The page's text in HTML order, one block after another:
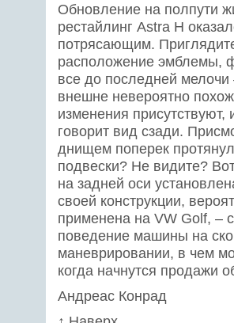
Обновление на полпути
рестайлинг Astra H
потрясающим.
расположение эмблемы,
все до последней
внешне невероятно
изменения
говорит вид сзади.
днищем поперек
подвески? Не видите?
на задней оси
своей конструкции,
применена на VW Golf, –
поведение машины на
маневрировании, в чем
когда начнутся продажи
Андреас Конрад